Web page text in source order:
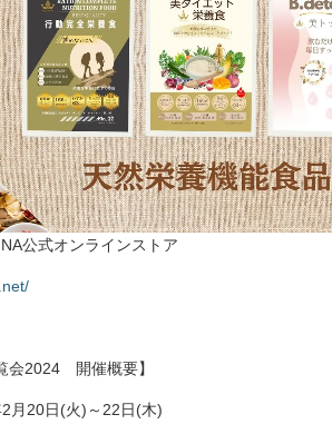
公式オンラインストア
会2024 開催概要】
月20日(火)～22日(木)